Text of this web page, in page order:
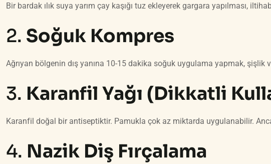
Bir bardak ılık suya yarım çay kaşığı tuz ekleyerek gargara yapılması,
2. Soğuk Kompres
Ağrıyan bölgenin dış yanına 10-15 dakika soğuk uygulama yapmak, şişlik
3. Karanfil Yağı (Dikkatli
Karanfil doğal bir antiseptiktir. Pamukla çok az miktarda uygulanabilir.
4. Nazik Diş Fırçalama